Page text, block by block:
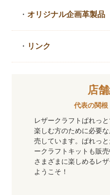
・ オリジナル企画革製品
・ リンク
店
代表の関根
レザークラフトぱれっ
楽しむ方のために必要
売しています。ぱれっ
ークラフトキットも販
さまざまに楽しめるレ
ようこそ！